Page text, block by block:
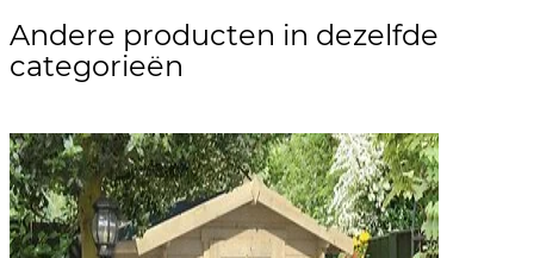
Andere producten in dezelfde
categorieën